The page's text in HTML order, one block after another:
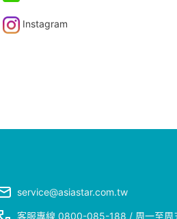
Instagram
service@asiastar.com.tw
客服專線 0800-085-188 / 周一至周